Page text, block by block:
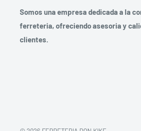
Somos una empresa dedicada a la
ferreteria, ofreciendo asesoria y
clientes.